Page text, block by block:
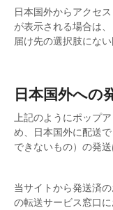
日本国外からアクセ
が表示される場合は
届け先の選択肢にな
日本国外への
上記のようにポップ
め、日本国外に配送
できないもの）の発
当サイトから発送済
の転送サービス窓口